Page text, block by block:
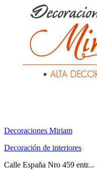
Decoraciones Miriam
Decoración de interiores
Calle España Nro 459 entr...